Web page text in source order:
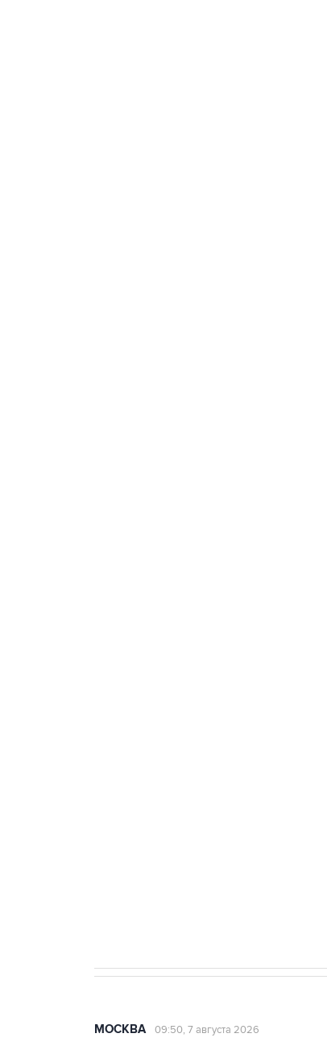
МОСКВА 09:50, 7 августа 2026